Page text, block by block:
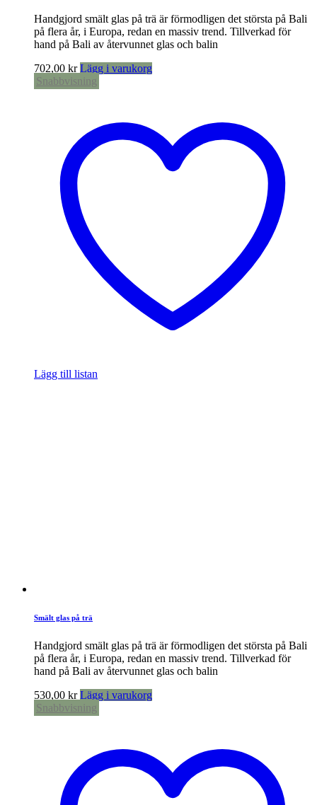
Handgjord smält glas på trä är förmodligen det största på Bali
på flera år, i Europa, redan en massiv trend. Tillverkad för
hand på Bali av återvunnet glas och balin
702,00 kr Lägg i varukorg
Snabbvisning
Lägg till listan
Smält glas på trä
Handgjord smält glas på trä är förmodligen det största på Bali
på flera år, i Europa, redan en massiv trend. Tillverkad för
hand på Bali av återvunnet glas och balin
530,00 kr Lägg i varukorg
Snabbvisning